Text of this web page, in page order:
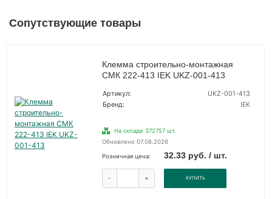
Сопутствующие товары
Клемма строительно-монтажная
СМК 222-413 IEK UKZ-001-413
Артикул:
UKZ-001-413
Бренд:
IEK
На складе 372757 шт.
Обновлено 07.08.2026
Розничная цена: 32.33 руб. / шт.
- + КУПИТЬ